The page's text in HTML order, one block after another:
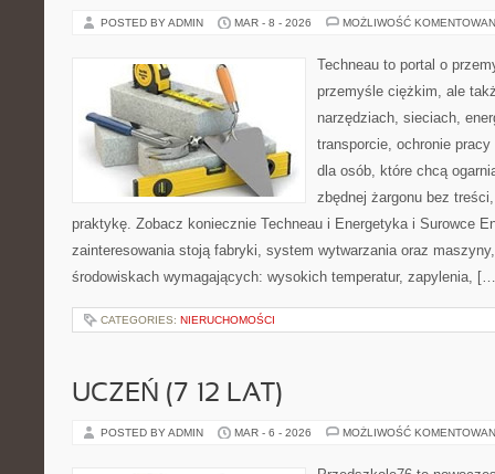
POSTED BY ADMIN MAR - 8 - 2026 MOŻLIWOŚĆ
Techneau to portal o
przemyśle ciężkim, ale
narzędziach, sieciach,
transporcie, ochronie
dla osób, które chcą
zbędnej żargonu bez
praktykę. Zobacz koniecznie Techneau i Energetyka i Surowce
zainteresowania stoją fabryki, system wytwarzania oraz
środowiskach wymagających: wysokich temperatur, zapylenia,
CATEGORIES: NIERUCHOMOŚCI
UCZEŃ (7–12 LAT)
POSTED BY ADMIN MAR - 6 - 2026 MOŻLIWOŚĆ